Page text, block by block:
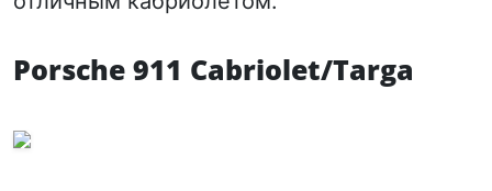
Porsche 911 Cabriolet/Targa